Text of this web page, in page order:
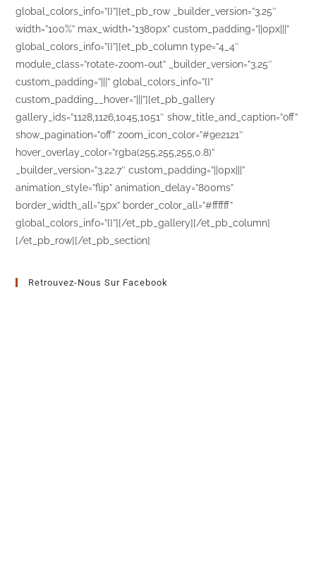
global_colors_info=”{}”][et_pb_row _builder_version=”3.25″
width=”100%” max_width=”1380px” custom_padding=”||0px|||”
global_colors_info=”{}”][et_pb_column type=”4_4″
module_class=”rotate-zoom-out” _builder_version=”3.25″
custom_padding=”|||” global_colors_info=”{}”
custom_padding__hover=”|||”][et_pb_gallery
gallery_ids=”1128,1126,1045,1051″ show_title_and_caption=”off”
show_pagination=”off” zoom_icon_color=”#9e2121″
hover_overlay_color=”rgba(255,255,255,0.8)”
_builder_version=”3.22.7″ custom_padding=”||0px|||”
animation_style=”flip” animation_delay=”800ms”
border_width_all=”5px” border_color_all=”#ffffff”
global_colors_info=”{}”][/et_pb_gallery][/et_pb_column]
[/et_pb_row][/et_pb_section]
Retrouvez-Nous Sur Facebook